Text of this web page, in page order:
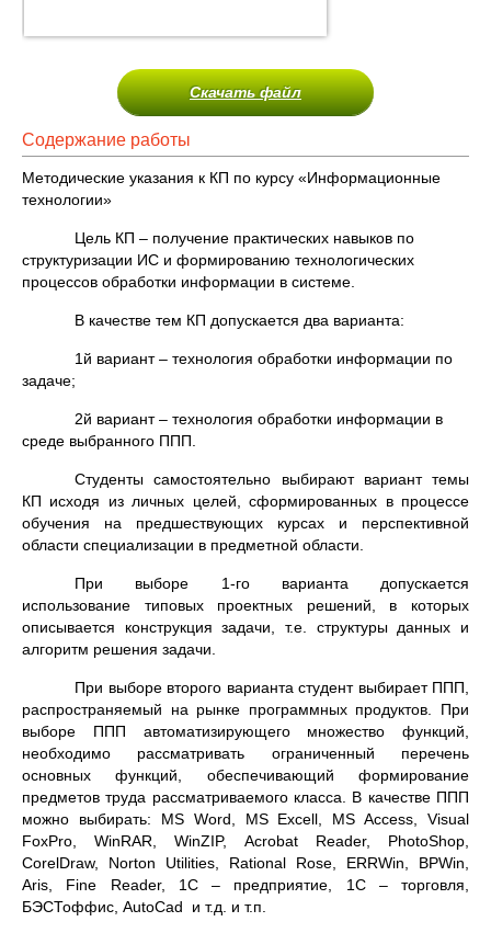
Скачать файл
Содержание работы
Методические указания к КП по курсу «Информационные
технологии»
Цель КП – получение практических навыков по
структуризации ИС и формированию технологических
процессов обработки информации в системе.
В качестве тем КП допускается два варианта:
1й вариант – технология обработки информации по
задаче;
2й вариант – технология обработки информации в
среде выбранного ППП.
Студенты самостоятельно выбирают вариант темы
КП исходя из личных целей, сформированных в процессе
обучения на предшествующих курсах и перспективной
области специализации в предметной области.
При выборе 1-го варианта допускается
использование типовых проектных решений, в которых
описывается конструкция задачи, т.е. структуры данных и
алгоритм решения задачи.
При выборе второго варианта студент выбирает ППП,
распространяемый на рынке программных продуктов. При
выборе ППП автоматизирующего множество функций,
необходимо рассматривать ограниченный перечень
основных функций, обеспечивающий формирование
предметов труда рассматриваемого класса. В качестве ППП
можно выбирать: MS Word, MS Excell, MS Access, Visual
FoxPro, WinRAR, WinZIP, Acrobat Reader, PhotoShop,
CorelDraw, Norton Utilities, Rational Rose, ERRWin, BPWin,
Aris, Fine Reader, 1C – предприятие, 1С – торговля,
БЭСТоффис, AutoCad и т.д. и т.п.